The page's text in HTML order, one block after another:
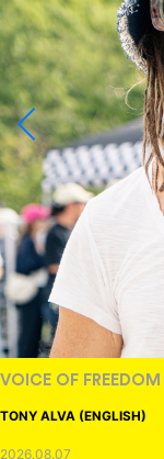
RANDOM
DINOSAUR JR.
2026.08.06